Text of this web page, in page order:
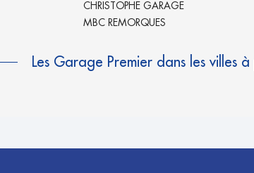
CHRISTOPHE GARAGE
MBC REMORQUES
Les Garage Premier dans les villes